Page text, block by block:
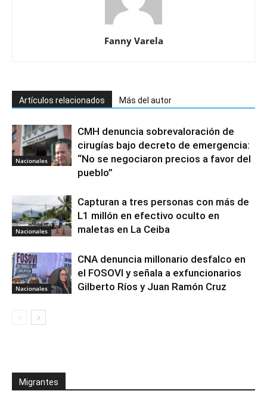
Fanny Varela
Artículos relacionados Más del autor
Nacionales
CMH denuncia sobrevaloración de
cirugías bajo decreto de emergencia:
“No se negociaron precios a favor del
pueblo”
Nacionales
Capturan a tres personas con más de
L1 millón en efectivo oculto en
maletas en La Ceiba
Nacionales
CNA denuncia millonario desfalco en
el FOSOVI y señala a exfuncionarios
Gilberto Ríos y Juan Ramón Cruz
Migrantes